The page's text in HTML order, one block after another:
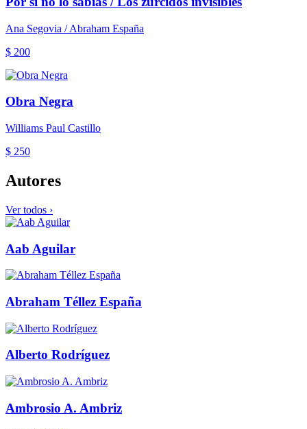
Ana Segovia / Abraham España
$ 200
Obra Negra
Williams Paul Castillo
$ 250
Autores
Ver todos ›
Aab Aguilar
Abraham Téllez España
Alberto Rodríguez
Ambrosio A. Ambriz